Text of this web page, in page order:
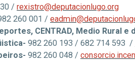
/ rexistro@deputacionlugo.org
260 001 /
CENTRAD, Medio Rural e
982 260 193 / 682 714 593 /
982 260 048 /